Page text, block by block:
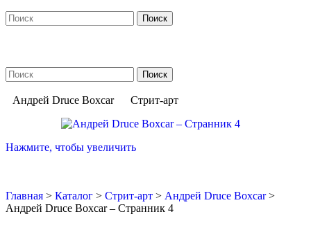
Поиск
Поиск
Андрей Druce Boxcar Стрит-арт
Нажмите, чтобы увеличить
Главная > Каталог > Стрит-арт > Андрей Druce Boxcar>
Андрей Druce Boxcar – Странник 4